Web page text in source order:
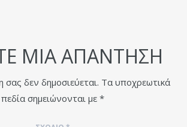
ΜΙΑ ΑΠΆΝΤΗΣΗ
σας δεν δημοσιεύεται. Τα υποχρεωτικά
πεδία σημειώνονται με *